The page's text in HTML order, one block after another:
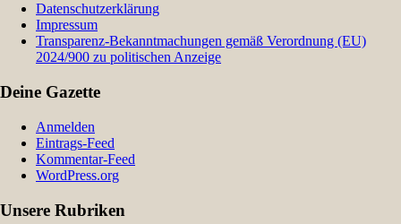
Datenschutzerklärung
Impressum
Transparenz-Bekanntmachungen gemäß Verordnung (EU)
2024/900 zu politischen Anzeige
Deine Gazette
Anmelden
Eintrags-Feed
Kommentar-Feed
WordPress.org
Unsere Rubriken